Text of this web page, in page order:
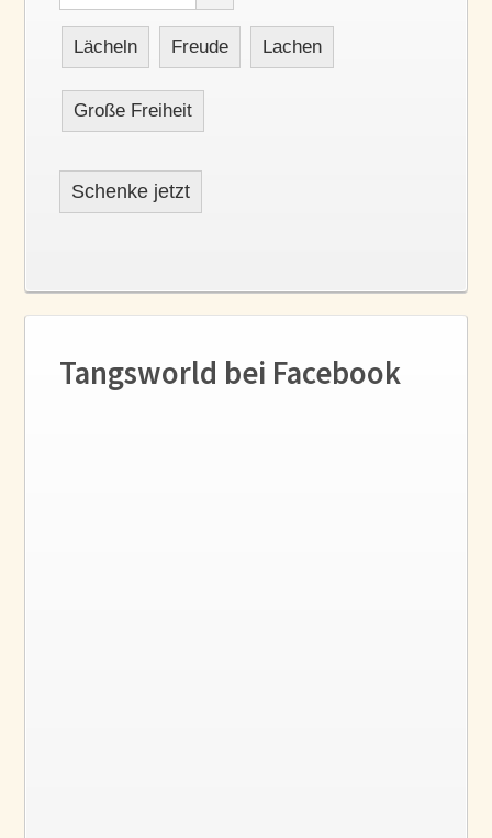
Lächeln Freude Lachen
Große Freiheit
Schenke jetzt
Tangsworld bei Facebook